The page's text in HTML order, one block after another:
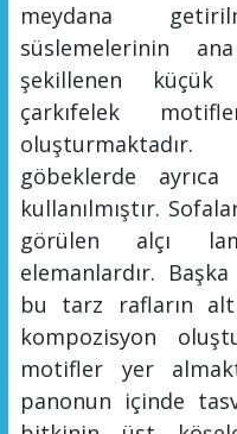
meydana
süslemelerinin
şekillenen
çarkıfelek
oluşturmaktadır.
göbeklerde
kullanılmıştır.
görülen alçı
elemanlardır.
bu tarz rafların alt
kompozisyon oluş
motifler yer
panonun içinde